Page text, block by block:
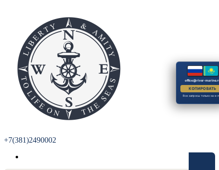
+7(381)2490002
office@river-
КОПИРОВАТЬ
Все запросы только на e-